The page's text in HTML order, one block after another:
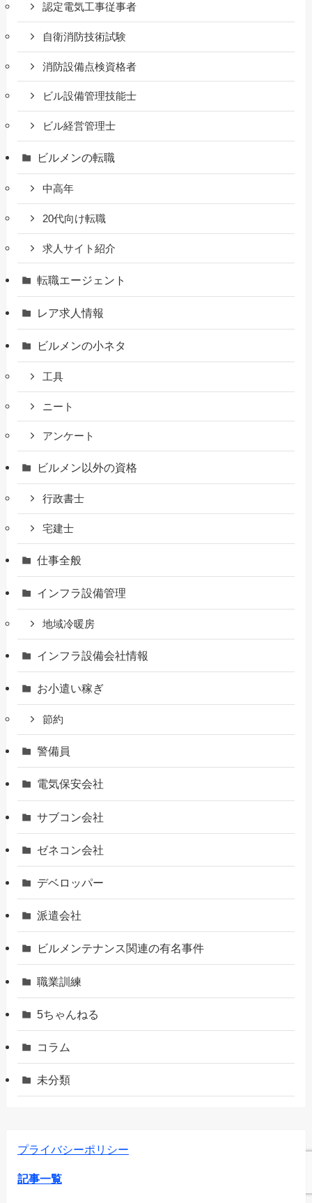
認定電気工事従事者
自衛消防技術試験
消防設備点検資格者
ビル設備管理技能士
ビル経営管理士
ビルメンの転職
中高年
20代向け転職
求人サイト紹介
転職エージェント
レア求人情報
ビルメンの小ネタ
工具
ニート
アンケート
ビルメン以外の資格
行政書士
宅建士
仕事全般
インフラ設備管理
地域冷暖房
インフラ設備会社情報
お小遣い稼ぎ
節約
警備員
電気保安会社
サブコン会社
ゼネコン会社
デベロッパー
派遣会社
ビルメンテナンス関連の有名事件
職業訓練
5ちゃんねる
コラム
未分類
プライバシーポリシー
記事一覧